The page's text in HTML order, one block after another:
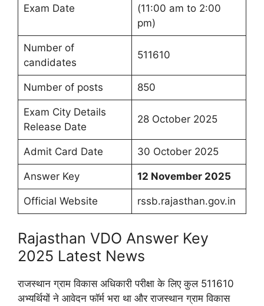
Exam Date
(11:00 am to 2:00
pm)
Number of
candidates
511610
Number of posts 850
Exam City Details
Release Date
28 October 2025
Admit Card Date 30 October 2025
Answer Key 12 November 2025
Official Website rssb.rajasthan.gov.in
Rajasthan VDO Answer Key
2025 Latest News
राजस्थान ग्राम विकास अधिकारी परीक्षा के लिए कुल 511610
अभ्यर्थियों ने आवेदन फॉर्म भरा था और राजस्थान ग्राम विकास